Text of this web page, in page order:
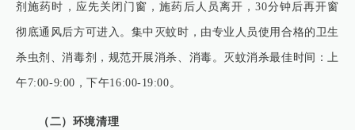
剂施药时，应先关闭门窗，施药后人员离开，30分钟后再开窗
彻底通风后方可进入。集中灭蚊时，由专业人员使用合格的卫生
杀虫剂、消毒剂，规范开展消杀、消毒。灭蚊消杀最佳时间：上
午7:00-9:00，下午16:00-19:00。
（二）环境清理